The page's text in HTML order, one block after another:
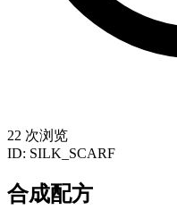
22 次浏览
ID: SILK_SCARF
合成配方